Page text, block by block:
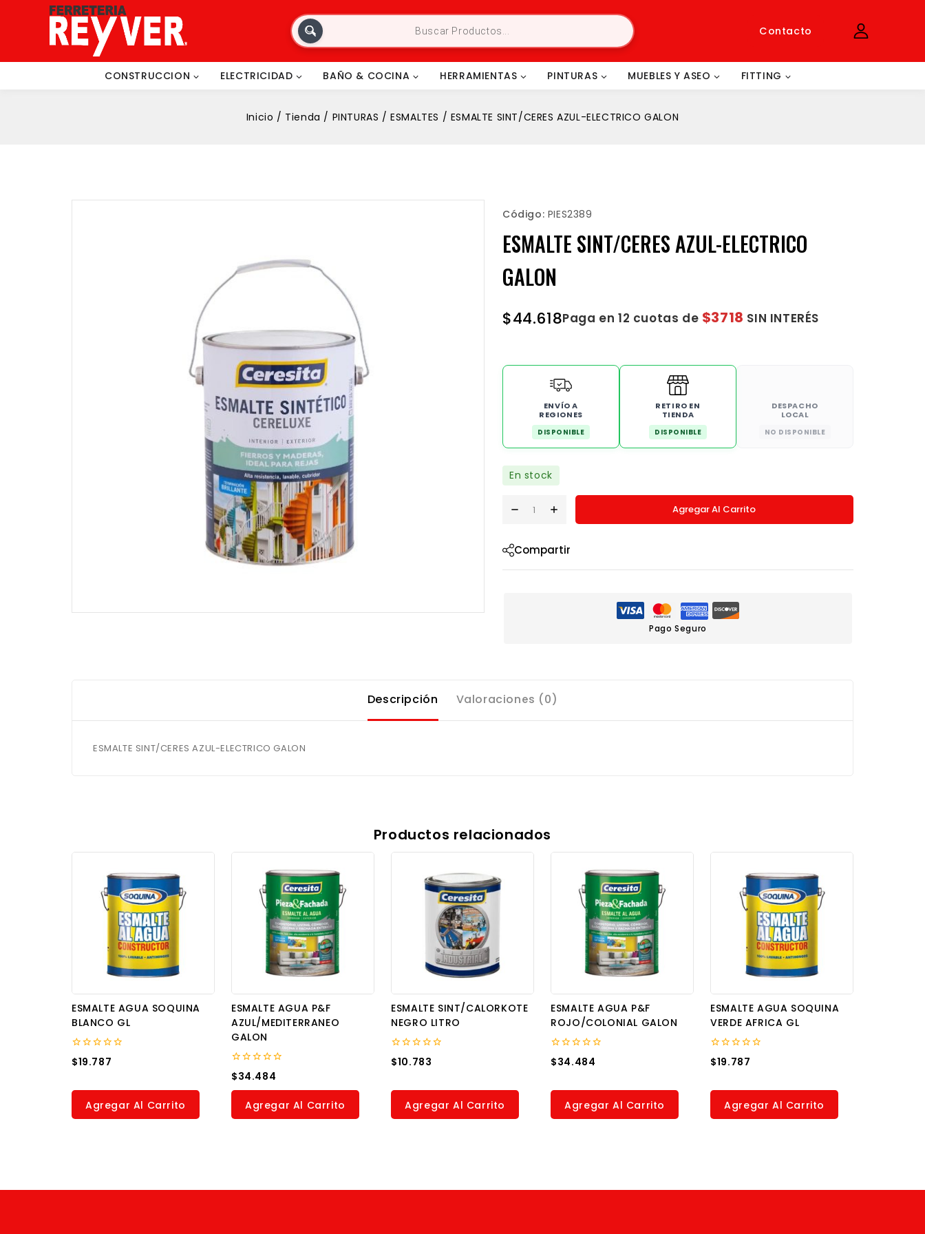
Contacto
CONSTRUCCION ELECTRICIDAD BAÑO & COCINA HERRAMIENTAS PINTURAS MUEBLES Y ASEO FITTING
Inicio / Tienda / PINTURAS / ESMALTES / ESMALTE SINT/CERES AZUL-ELECTRICO GALON
Código: PIES2389
ESMALTE SINT/CERES AZUL-ELECTRICO
GALON
$44.618Paga en 12 cuotas de $3718 SIN INTERÉS
ENVÍO A
REGIONES
DISPONIBLE
RETIRO EN
TIENDA
DISPONIBLE
DESPACHO
LOCAL
NO DISPONIBLE
En stock
Agregar Al Carrito
Compartir
Pago Seguro
Descripción Valoraciones (0)
ESMALTE SINT/CERES AZUL-ELECTRICO GALON
Productos relacionados
ESMALTE AGUA SOQUINA
BLANCO GL
0
out
$19.787
Agregar Al Carrito
ESMALTE AGUA P&F
AZUL/MEDITERRANEO
GALON
0
out
of
$34.484
Agregar Al Carrito
ESMALTE SINT/CALORKOTE
NEGRO LITRO
0
out
$10.783
Agregar Al Carrito
ESMALTE AGUA P&F
ROJO/COLONIAL GALON
0
out
$34.484
Agregar Al Carrito
ESMALTE AGUA SOQUINA
VERDE AFRICA GL
0
out
$19.787
Agregar Al Carrito